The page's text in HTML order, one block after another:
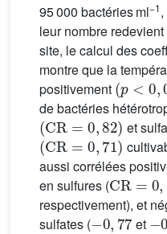
95 000 bactéries ml−1
leur nombre
site, le calcul des
montre que la
positivement
(p<0,05
de bactéries
(CR=0,82)
et
(CR=0 ,71)
aussi corrélées
en sulfures (
CR=0,
respectivement), et
sulfates (
−0,77
et
−0